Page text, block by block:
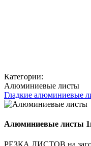
Категории:
Алюминиевые листы
Гладкие алюминиевые
Алюминиевые листы
РЕЗКА ЛИСТОВ на